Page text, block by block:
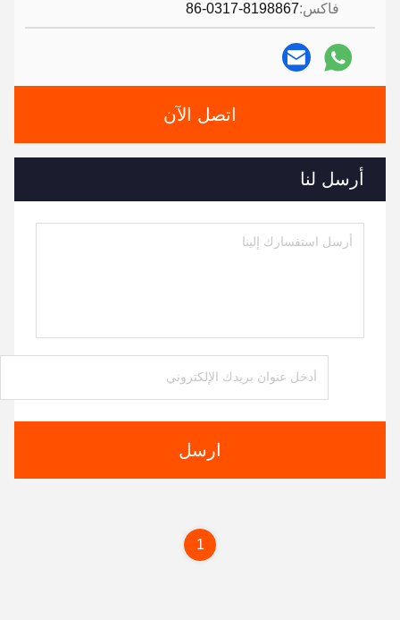
فاكس:86-0317-8198867
اتصل الآن
أرسل لنا
ارسل
1